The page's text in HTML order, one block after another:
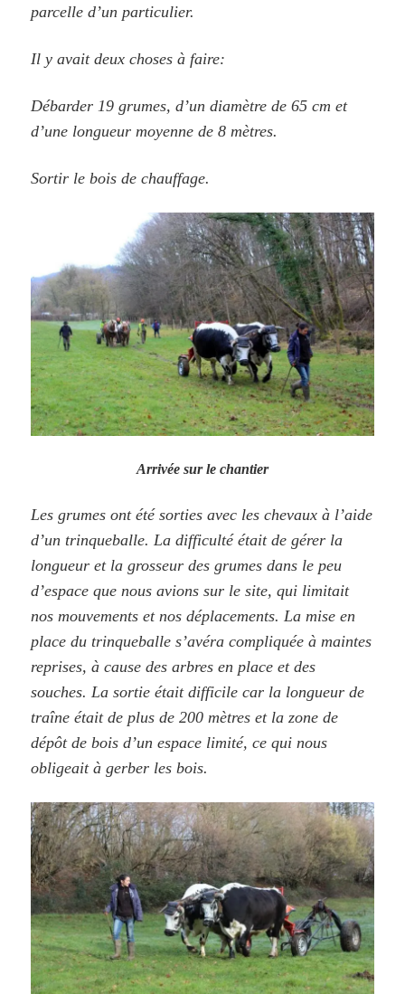
parcelle d’un particulier.
Il y avait deux choses à faire:
Débarder 19 grumes, d’un diamètre de 65 cm et
d’une longueur moyenne de 8 mètres.
Sortir le bois de chauffage.
Arrivée sur le chantier
Les grumes ont été sorties avec les chevaux à l’aide
d’un trinqueballe. La difficulté était de gérer la
longueur et la grosseur des grumes dans le peu
d’espace que nous avions sur le site, qui limitait
nos mouvements et nos déplacements. La mise en
place du trinqueballe s’avéra compliquée à maintes
reprises, à cause des arbres en place et des
souches. La sortie était difficile car la longueur de
traîne était de plus de 200 mètres et la zone de
dépôt de bois d’un espace limité, ce qui nous
obligeait à gerber les bois.